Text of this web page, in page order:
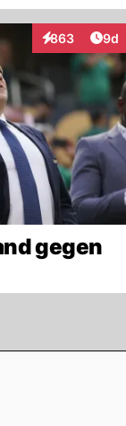
863
Interaktionen
9d
gegen